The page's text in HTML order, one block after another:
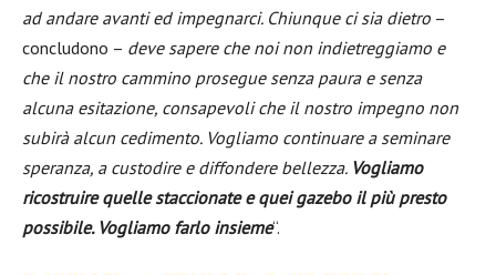
ad andare avanti ed impegnarci. Chiunque ci sia dietro –
concludono – deve sapere che noi non indietreggiamo e
che il nostro cammino prosegue senza paura e senza
alcuna esitazione, consapevoli che il nostro impegno non
subirà alcun cedimento. Vogliamo continuare a seminare
speranza, a custodire e diffondere bellezza. Vogliamo
ricostruire quelle staccionate e quei gazebo il più presto
possibile. Vogliamo farlo insieme“.